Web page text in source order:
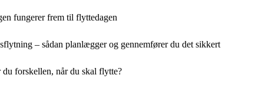
fungerer frem til flyttedagen
– sådan planlægger og gennemfører du det sikkert
forskellen, når du skal flytte?